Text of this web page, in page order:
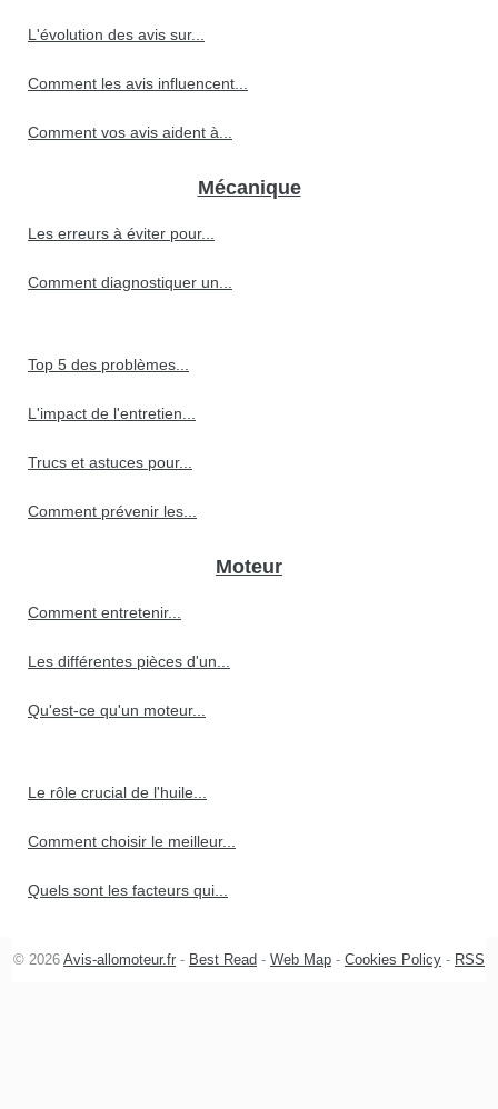
L'évolution des avis sur...
Comment les avis influencent...
Comment vos avis aident à...
Mécanique
Les erreurs à éviter pour...
Comment diagnostiquer un...
Top 5 des problèmes...
L'impact de l'entretien...
Trucs et astuces pour...
Comment prévenir les...
Moteur
Comment entretenir...
Les différentes pièces d'un...
Qu'est-ce qu'un moteur...
Le rôle crucial de l'huile...
Comment choisir le meilleur...
Quels sont les facteurs qui...
© 2026 Avis-allomoteur.fr - Best Read - Web Map - Cookies Policy - RSS